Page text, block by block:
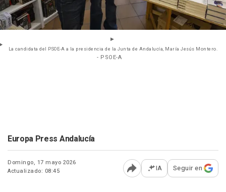
La candidata del PSOE-A a la presidencia de la Junta de Andalucía, María Jesús Montero.
- PSOE-A
Europa Press Andalucía
Domingo, 17 mayo 2026
Actualizado: 08:45
Abrir opciones para
IA Seguir en